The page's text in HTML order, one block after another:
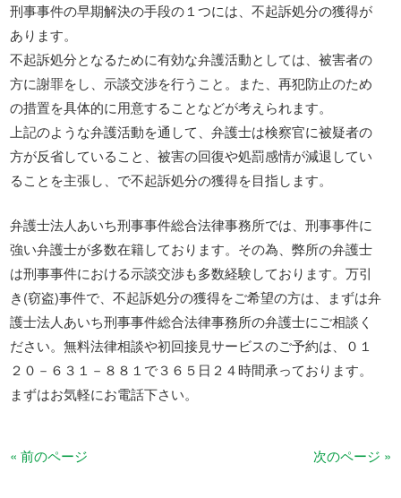
刑事事件の早期解決の手段の１つには、不起訴処分の獲得が
あります。
不起訴処分となるために有効な弁護活動としては、被害者の
方に謝罪をし、示談交渉を行うこと。また、再犯防止のため
の措置を具体的に用意することなどが考えられます。
上記のような弁護活動を通して、弁護士は検察官に被疑者の
方が反省していること、被害の回復や処罰感情が減退してい
ることを主張し、で不起訴処分の獲得を目指します。
弁護士法人あいち刑事事件総合法律事務所では、刑事事件に
強い弁護士が多数在籍しております。その為、弊所の弁護士
は刑事事件における示談交渉も多数経験しております。万引
き(窃盗)事件で、不起訴処分の獲得をご希望の方は、まずは弁
護士法人あいち刑事事件総合法律事務所の弁護士にご相談く
ださい。無料法律相談や初回接見サービスのご予約は、０１
２０－６３１－８８１で３６５日２４時間承っております。
まずはお気軽にお電話下さい。
« 前のページ 次のページ »